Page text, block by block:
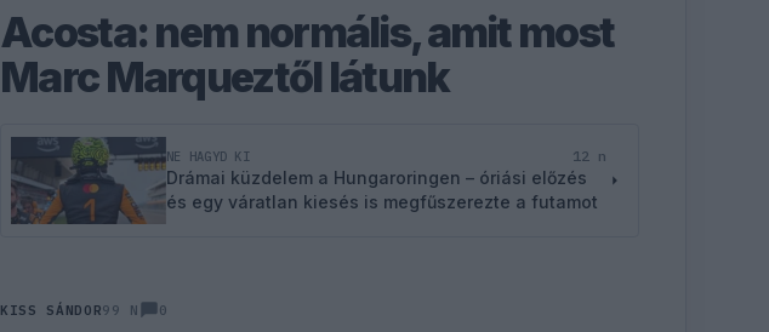
Acosta: nem normális, amit most
Marc Marqueztől látunk
NE HAGYD KI 12 n
Drámai küzdelem a Hungaroringen – óriási előzés
és egy váratlan kiesés is megfűszerezte a futamot
KISS SÁNDOR99 N 0